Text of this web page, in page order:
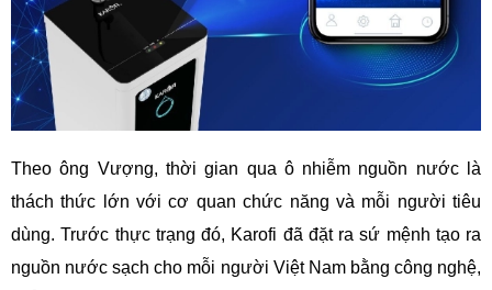
Theo ông Vượng, thời gian qua ô nhiễm nguồn nước là
thách thức lớn với cơ quan chức năng và mỗi người tiêu
dùng. Trước thực trạng đó, Karofi đã đặt ra sứ mệnh tạo ra
nguồn nước sạch cho mỗi người Việt Nam bằng công nghệ,